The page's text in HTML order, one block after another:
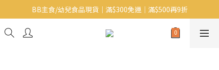
Baby J 意大利有機無麩質動物通粉 清貨平賣中!!
BB主食/幼兒食品現貨｜滿$300免運｜滿$500再9折
Baby J 有機蝴蝶麵熱賣中!